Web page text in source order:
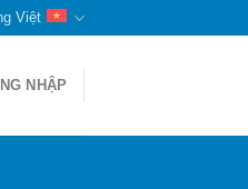
và trẻ mồ côi ở đây. Phần còn lại sẽ tiếp
Việt
NHẬP